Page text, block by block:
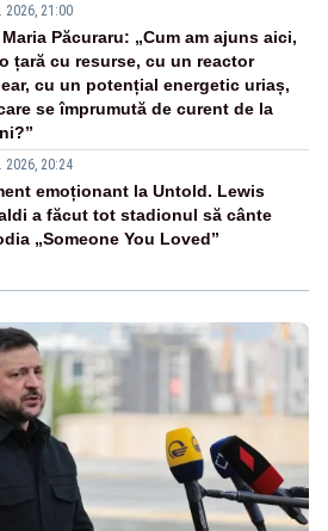
2026, 21:00
Păcuraru: „Cum am ajuns aici,
țară cu resurse, cu un reactor
cu un potențial energetic uriaș,
se împrumută de curent de la
2026, 20:24
emoționant la Untold. Lewis
a făcut tot stadionul să cânte
„Someone You Loved”